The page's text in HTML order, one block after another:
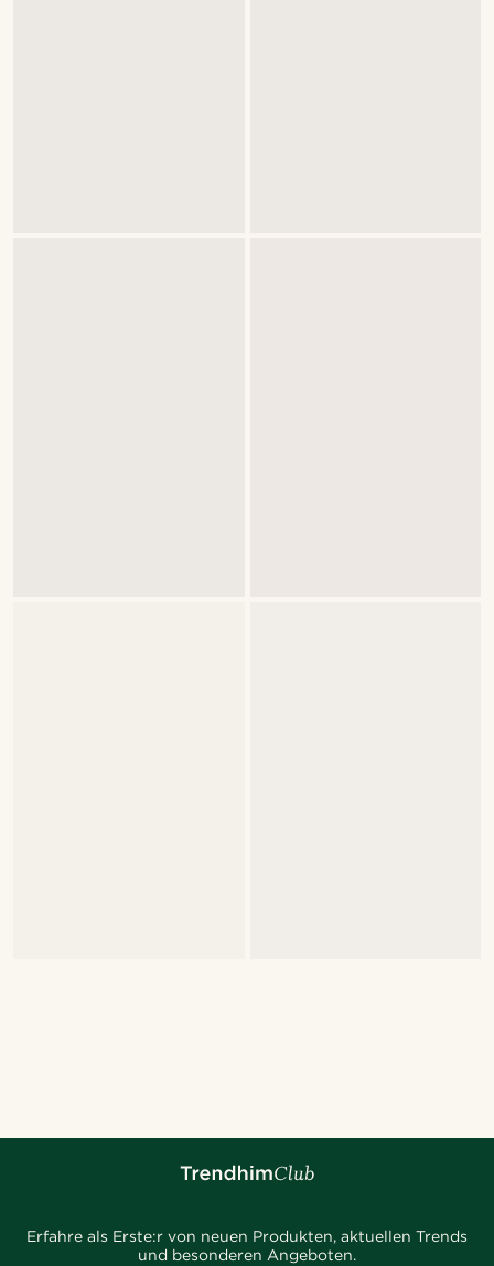
Erfahre als Erste:r von neuen Produkten, aktuellen Trends
und besonderen Angeboten.